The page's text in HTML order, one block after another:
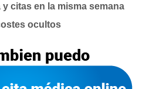
citas en la misma semana
ocultos